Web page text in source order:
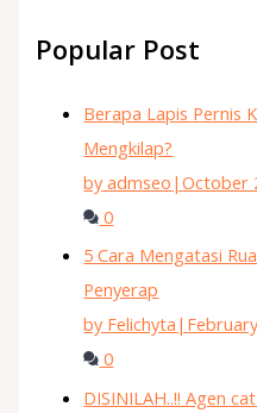
Popular Post
Berapa Lapis Pernis
Mengkilap?
by admseo |October
0
5 Cara Mengatasi
Penyerap
by Felichyta |
0
DISINILAH..!! Agen